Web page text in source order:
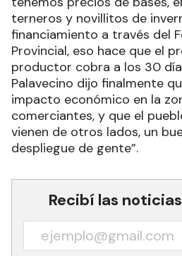
terneros y novillitos de
financiamiento a través del
Provincial, eso hace que el
productor cobra a los 30
Palavecino dijo finalmente
impacto económico en la
comerciantes, y que el
vienen de otros lados, un
despliegue de gente”.
Recibí las